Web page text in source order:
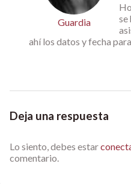
Guardia
se
ahí los datos y fecha
Deja una respuesta
Lo siento, debes estar
comentario.